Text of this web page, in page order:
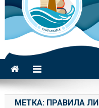
МЕТКА: ПРАВИЛА